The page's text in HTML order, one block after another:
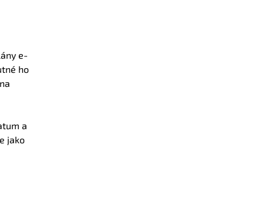
e-
ho
a
jako